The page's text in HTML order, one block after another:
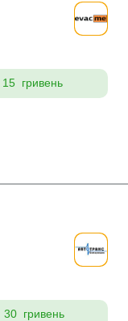
15 гривень
30 гривень